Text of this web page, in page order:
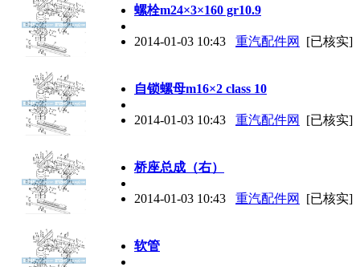
螺栓m24×3×160 gr10.9
2014-01-03 10:43 重汽配件网 [已核实]
自锁螺母m16×2 class 10
2014-01-03 10:43 重汽配件网 [已核实]
桥座总成（右）
2014-01-03 10:43 重汽配件网 [已核实]
软管